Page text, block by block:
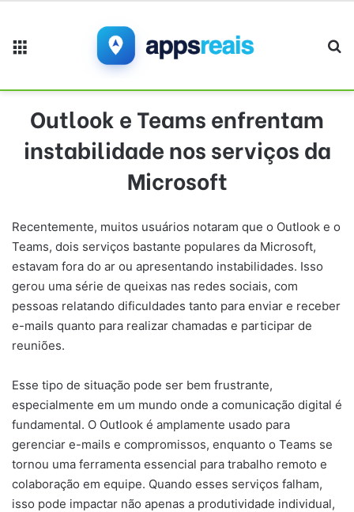
Outlook e Teams enfrentam
instabilidade nos serviços da
Microsoft
Recentemente, muitos usuários notaram que o Outlook e o
Teams, dois serviços bastante populares da Microsoft,
estavam fora do ar ou apresentando instabilidades. Isso
gerou uma série de queixas nas redes sociais, com
pessoas relatando dificuldades tanto para enviar e receber
e-mails quanto para realizar chamadas e participar de
reuniões.
Esse tipo de situação pode ser bem frustrante,
especialmente em um mundo onde a comunicação digital é
fundamental. O Outlook é amplamente usado para
gerenciar e-mails e compromissos, enquanto o Teams se
tornou uma ferramenta essencial para trabalho remoto e
colaboração em equipe. Quando esses serviços falham,
isso pode impactar não apenas a produtividade individual,